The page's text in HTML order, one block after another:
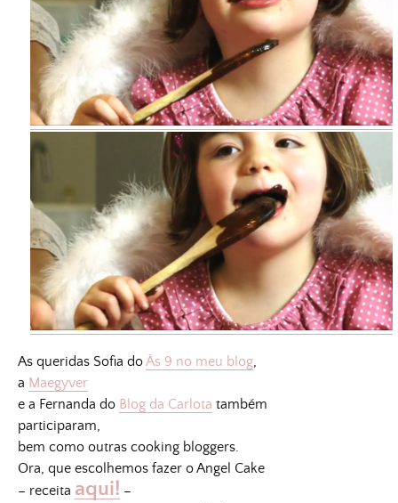
As queridas Sofia doÀs 9 no meu blog,
a Maegyver
e a Fernanda do Blog da Carlota também
participaram,
bem como outras cooking bloggers.
Ora, que escolhemos fazer o Angel Cake
– receita aqui! –